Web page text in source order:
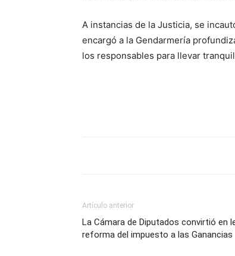
A instancias de la Justicia, se
encargó a la Gendarmería
los responsables para llevar
Artículo anterior
La Cámara de Diputados convirtió en
reforma del impuesto a las Ganancias